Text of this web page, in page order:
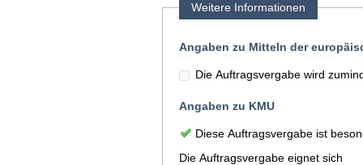
Weitere Informationen
Angaben zu Mitteln der
Die Auftragsvergabe wird
Angaben zu KMU
Diese Auftragsvergabe ist
Die Auftragsvergabe eignet sich